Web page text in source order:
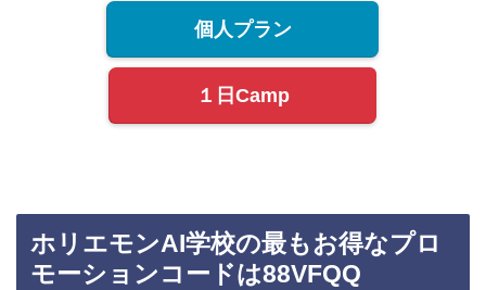
個人プラン
１日Camp
ホリエモンAI学校の最もお得なプロ
モーションコードは88VFQQ